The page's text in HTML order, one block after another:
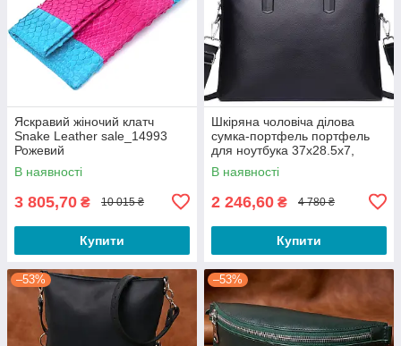
Яскравий жіночий клатч
Snake Leather sale_14993
Рожевий
В наявності
3 805,70 ₴ 10 015 ₴
Купити
Шкіряна чоловіча ділова
сумка-портфель портфель
для ноутбука 37х28.5х7,
дипломат для офіса Tiding
Bag 64028 чорний
В наявності
2 246,60 ₴ 4 780 ₴
Купити
–53% –53%